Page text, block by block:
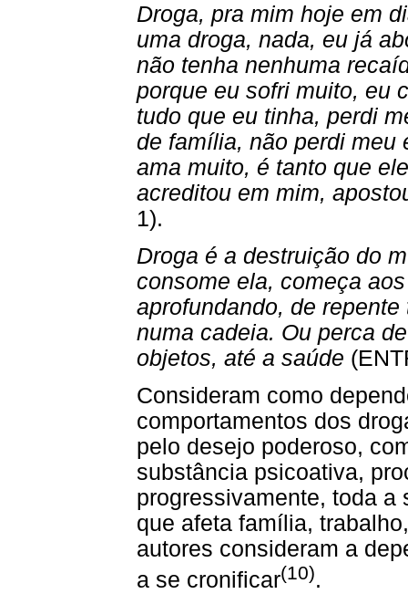
Droga, pra mim hoje em
uma droga, nada, eu já
não tenha nenhuma
porque eu sofri muito, eu
tudo que eu tinha, perdi
de família, não perdi meu
ama muito, é tanto que
acreditou em mim,
1).
Droga é a destruição do
consome ela, começa
aprofundando, de
numa cadeia. Ou perca
objetos, até a saúde
Consideram como
comportamentos dos
pelo desejo poderoso,
substância psicoativa,
progressivamente, toda
que afeta família,
autores consideram a
a se cronificar(10).